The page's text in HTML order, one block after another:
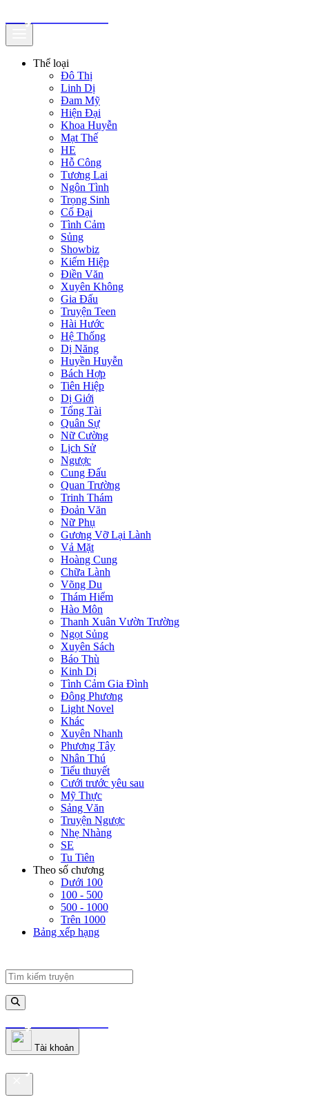
Thể loại
Đô Thị
Linh Dị
Đam Mỹ
Hiện Đại
Khoa Huyễn
Mạt Thế
HE
Hỗ Công
Tương Lai
Ngôn Tình
Trọng Sinh
Cổ Đại
Tình Cảm
Sủng
Showbiz
Kiếm Hiệp
Điền Văn
Xuyên Không
Gia Đấu
Truyện Teen
Hài Hước
Hệ Thống
Dị Năng
Huyền Huyễn
Bách Hợp
Tiên Hiệp
Dị Giới
Tổng Tài
Quân Sự
Nữ Cường
Lịch Sử
Ngược
Cung Đấu
Quan Trường
Trinh Thám
Đoản Văn
Nữ Phụ
Gương Vỡ Lại Lành
Vả Mặt
Hoàng Cung
Chữa Lành
Võng Du
Thám Hiểm
Hào Môn
Thanh Xuân Vườn Trường
Ngọt Sủng
Xuyên Sách
Báo Thù
Kinh Dị
Tình Cảm Gia Đình
Đông Phương
Light Novel
Khác
Xuyên Nhanh
Phương Tây
Nhân Thú
Tiểu thuyết
Cưới trước yêu sau
Mỹ Thực
Sảng Văn
Truyện Ngược
Nhẹ Nhàng
SE
Tu Tiên
Theo số chương
Dưới 100
100 - 500
500 - 1000
Trên 1000
Bảng xếp hạng
truyenfullz.com
Tài khoản
truyenfullz.com